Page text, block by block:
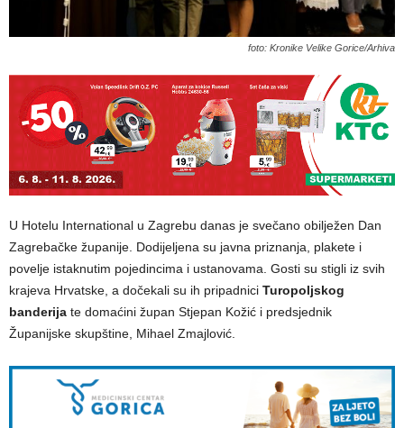
foto: Kronike Velike Gorice/Arhiva
U Hotelu International u Zagrebu danas je svečano obilježen Dan
Zagrebačke županije. Dodijeljena su javna priznanja, plakete i
povelje istaknutim pojedincima i ustanovama. Gosti su stigli iz svih
krajeva Hrvatske, a dočekali su ih pripadnici Turopoljskog
banderija te domaćini župan Stjepan Kožić i predsjednik
Županijske skupštine, Mihael Zmajlović.